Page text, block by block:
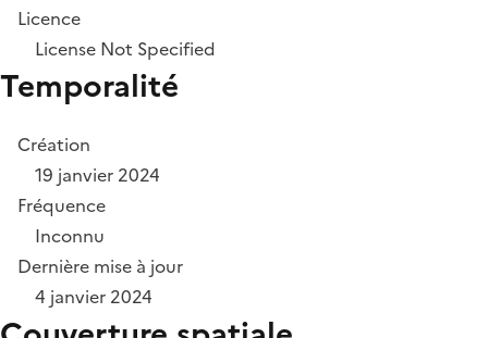
Licence
License Not Specified
Temporalité
Création
19 janvier 2024
Fréquence
Inconnu
Dernière mise à jour
4 janvier 2024